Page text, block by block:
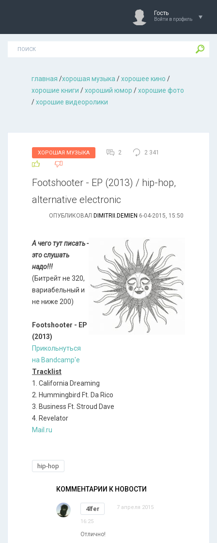
Гость
Войти в профиль
главная /хорошая музыкa /хорошее кино /
хорошие книги /хороший юмор /хорошие фото
/хорошие видеоролики
ХОРОШАЯ МУЗЫКА 2 2 341
Footshooter - EP (2013) / hip-hop,
alternative electronic
ОПУБЛИКОВАЛ DIMITRII.DEMIEN 6-04-2015, 15:50
А чего тут писать -
это слушать
надо!!!
(Битрейт не 320,
вариабельный и
не ниже 200)
Footshooter - EP
(2013)
Прикольнуться
на Bandcamp'e
Tracklist
1. California Dreaming
2. Hummingbird Ft. Da Rico
3. Business Ft. Stroud Dave
4. Revelator
Mail.ru
hip-hop
КОММЕНТАРИИ К НОВОСТИ
4lfer 7 апреля 2015
16:25
Отлично!